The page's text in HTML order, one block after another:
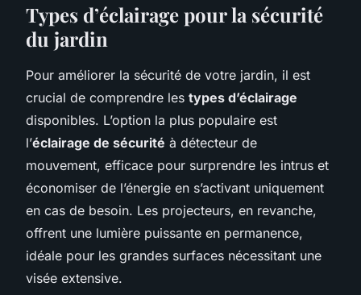
Types d’éclairage pour la sécurité
du jardin
Pour améliorer la sécurité de votre jardin, il est
crucial de comprendre les types d’éclairage
disponibles. L’option la plus populaire est
l’éclairage de sécurité à détecteur de
mouvement, efficace pour surprendre les intrus et
économiser de l’énergie en s’activant uniquement
en cas de besoin. Les projecteurs, en revanche,
offrent une lumière puissante en permanence,
idéale pour les grandes surfaces nécessitant une
visée extensive.